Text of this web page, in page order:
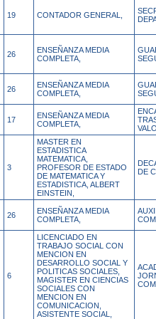
19 CONTADOR GENERAL,
26
ENSEÑANZA MEDIA
COMPLETA,
26
ENSEÑANZA MEDIA
COMPLETA,
17
ENSEÑANZA MEDIA
COMPLETA,
3
MASTER EN
ESTADISTICA
MATEMATICA,
PROFESOR DE ESTADO
DE MATEMATICA Y
ESTADISTICA, ALBERT
EINSTEIN,
DE
26
ENSEÑANZA MEDIA
COMPLETA,
6
LICENCIADO EN
TRABAJO SOCIAL CON
MENCION EN
DESARROLLO SOCIAL Y
POLITICAS SOCIALES,
MAGISTER EN CIENCIAS
SOCIALES CON
MENCION EN
COMUNICACION,
ASISTENTE SOCIAL,